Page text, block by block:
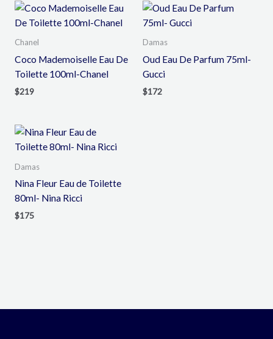
Chanel
Coco Mademoiselle Eau De
Toilette 100ml-Chanel
$219
Damas
Oud Eau De Parfum 75ml-
Gucci
$172
Damas
Nina Fleur Eau de Toilette
80ml- Nina Ricci
$175